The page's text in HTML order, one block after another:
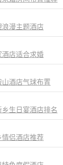
漫主题酒店
店适合求婚
酒店气球布置
生日宴酒店排名
侣酒店推荐